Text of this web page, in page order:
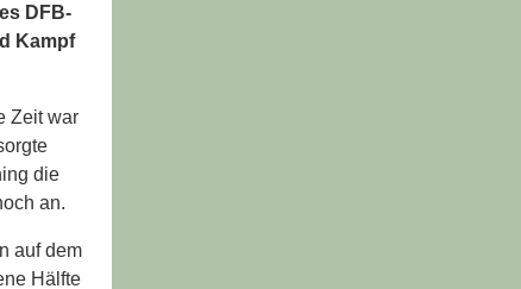
DFB-
Kampf
Zeit war
die
an.
auf dem
Hälfte